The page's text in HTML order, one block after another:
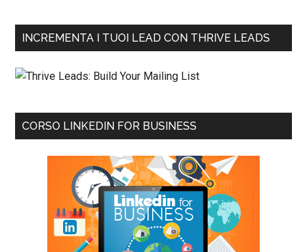
INCREMENTA I TUOI LEAD CON THRIVE LEADS
CORSO LINKEDIN FOR BUSINESS